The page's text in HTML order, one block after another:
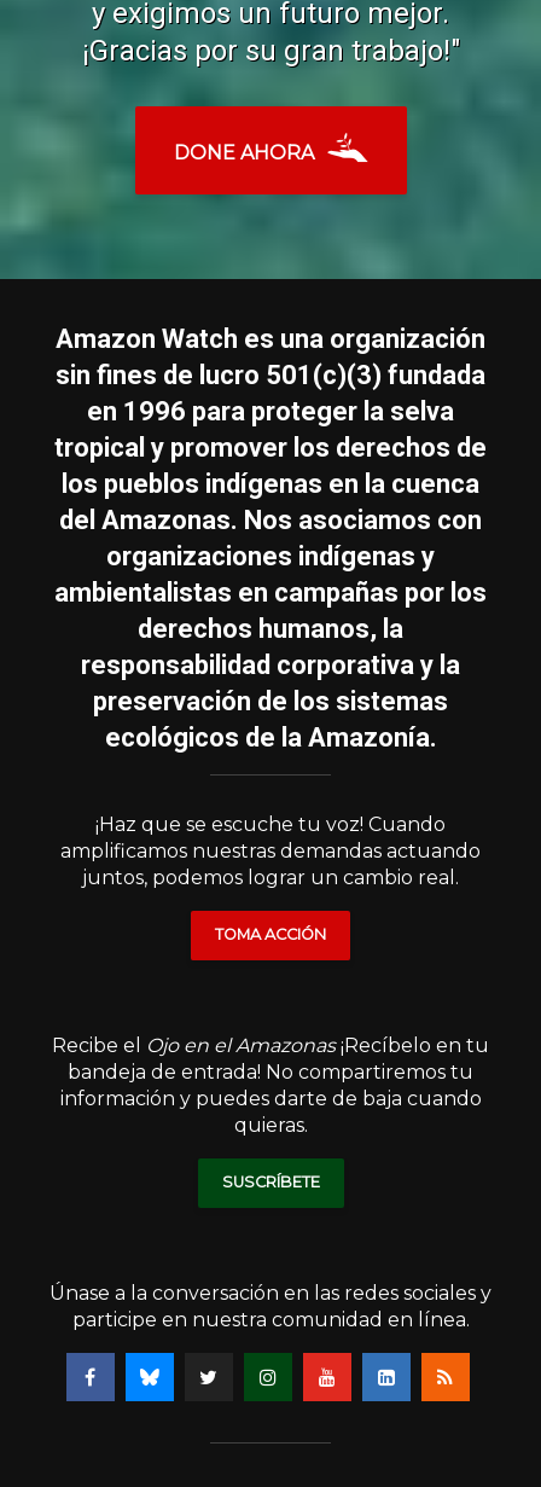
y exigimos un futuro mejor.
¡Gracias por su gran trabajo!"
DONE AHORA
Amazon Watch es una organización
sin fines de lucro 501(c)(3) fundada
en 1996 para proteger la selva
tropical y promover los derechos de
los pueblos indígenas en la cuenca
del Amazonas. Nos asociamos con
organizaciones indígenas y
ambientalistas en campañas por los
derechos humanos, la
responsabilidad corporativa y la
preservación de los sistemas
ecológicos de la Amazonía.
¡Haz que se escuche tu voz! Cuando
amplificamos nuestras demandas actuando
juntos, podemos lograr un cambio real.
TOMA ACCIÓN
Recibe el Ojo en el Amazonas¡Recíbelo en tu
bandeja de entrada! No compartiremos tu
información y puedes darte de baja cuando
quieras.
SUSCRÍBETE
Únase a la conversación en las redes sociales y
participe en nuestra comunidad en línea.